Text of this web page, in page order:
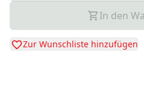
In den
Zur Wunschliste hinzufügen